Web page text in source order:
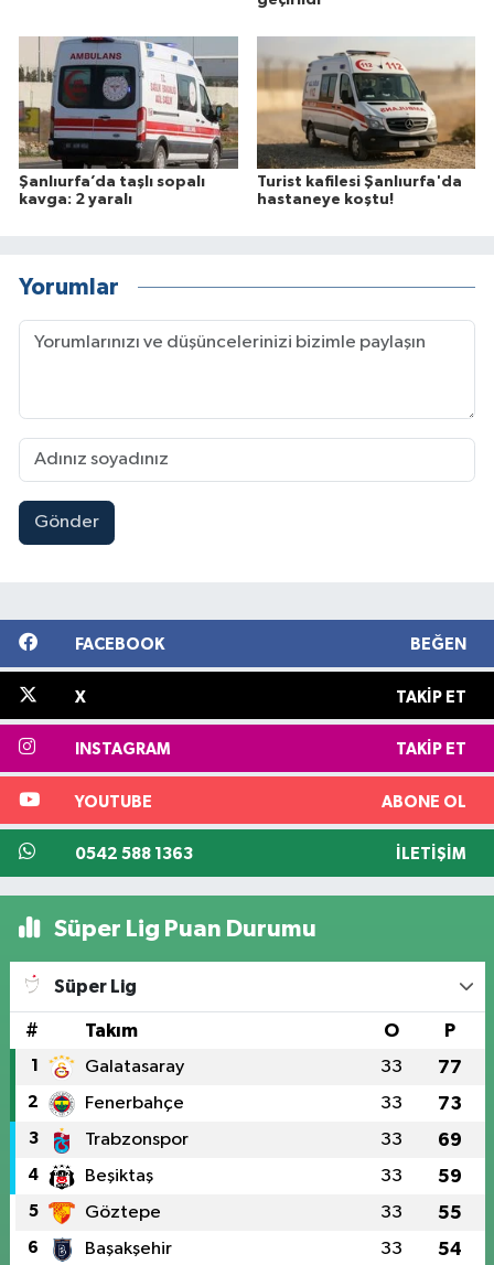
Şanlıurfa’da taşlı sopalı
kavga: 2 yaralı
Turist kafilesi Şanlıurfa'da
hastaneye koştu!
Yorumlar
Gönder
FACEBOOK BEĞEN
X TAKIP ET
INSTAGRAM TAKIP ET
YOUTUBE ABONE OL
0542 588 1363 İLETIŞIM
Süper Lig Puan Durumu
Süper Lig
# Takım O P
1 Galatasaray 33 77
2 Fenerbahçe 33 73
3 Trabzonspor 33 69
4 Beşiktaş 33 59
5 Göztepe 33 55
6 Başakşehir 33 54